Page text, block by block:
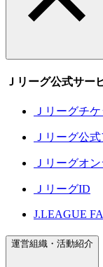
Ｊリーグ公式サー
Ｊリーグチケ
Ｊリーグ公
Ｊリーグオ
ＪリーグID
J.LEAGUE
運営組織・活動紹介